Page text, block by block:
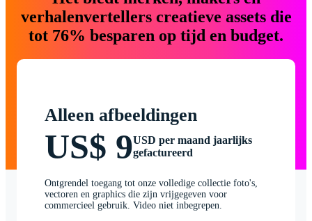
verhalenvertellers creatieve assets die
tot 76% besparen op tijd en budget.
Alleen afbeeldingen
US$ 9USD per maand jaarlijks
gefactureerd
Ontgrendel toegang tot onze volledige collectie foto's,
vectoren en graphics die zijn vrijgegeven voor
commercieel gebruik. Video niet inbegrepen.